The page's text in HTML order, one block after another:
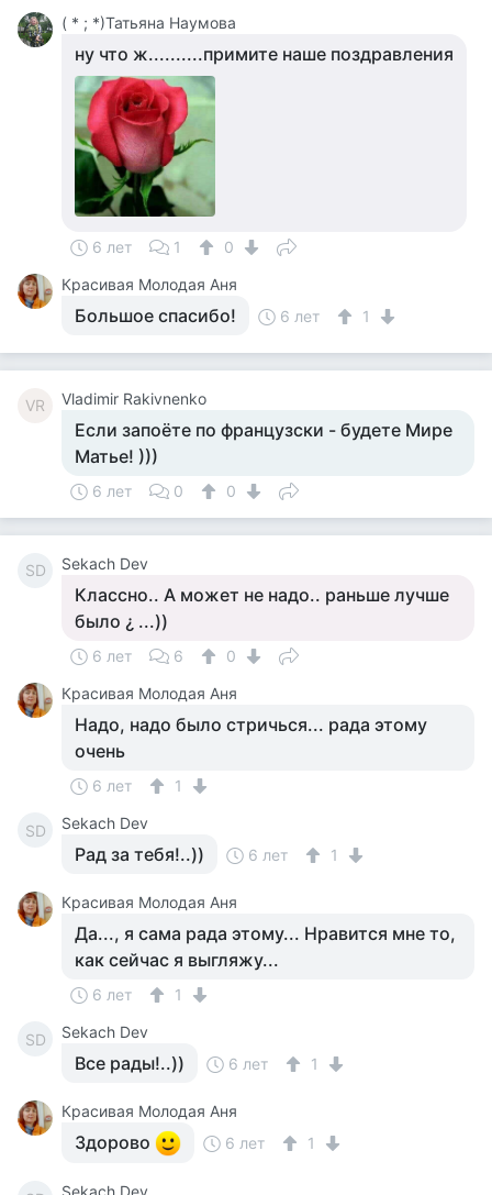
( * ; *)Татьяна Наумова
ну что ж..........примите наше поздравления
6 лет 1
0
Красивая Молодая Аня
Большое спасибо! 6 лет 1
VR Vladimir Rakivnenko
Если запоёте по французски - будете Мире
Матье! )))
6 лет 0 0
SD Sekach Dev
Классно.. А может не надо.. раньше лучше
было ¿ ...))
6 лет 6
0
Красивая Молодая Аня
Надо, надо было стричься... рада этому
очень
6 лет 1
SD Sekach Dev
Рад за тебя!..)) 6 лет 1
Красивая Молодая Аня
Да..., я сама рада этому... Нравится мне то,
как сейчас я выгляжу...
6 лет 1
SD Sekach Dev
Все рады!..)) 6 лет 1
Красивая Молодая Аня
Здорово 6 лет 1
Sekach Dev